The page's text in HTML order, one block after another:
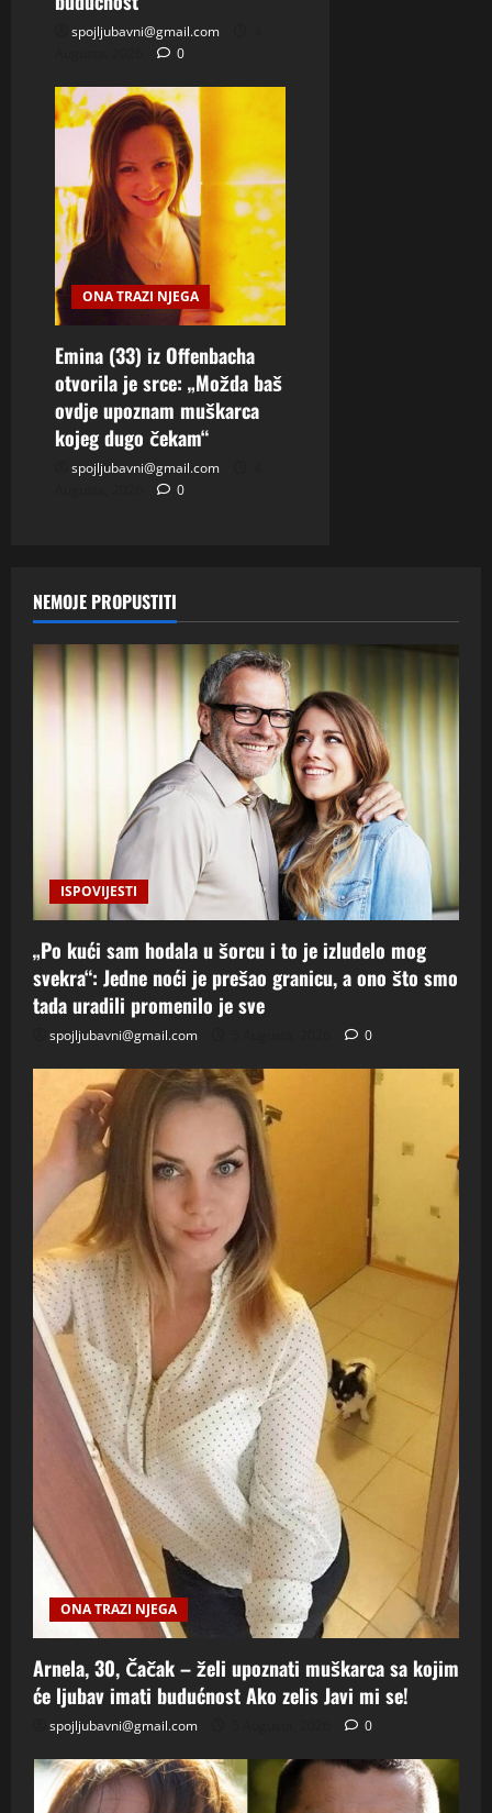
spojljubavni@gmail.com
0
ONA TRAZI NJEGA
Emina (33) iz Offenbacha
otvorila je srce: „Možda baš
ovdje upoznam muškarca
kojeg dugo čekam“
spojljubavni@gmail.com
0
NEMOJE PROPUSTITI
ISPOVIJESTI
„Po kući sam hodala u šorcu i to je izludelo mog
svekra“: Jedne noći je prešao granicu, a ono što smo
tada uradili promenilo je sve
spojljubavni@gmail.com 0
ONA TRAZI NJEGA
Arnela, 30, Čačak – želi upoznati muškarca sa kojim
će ljubav imati budućnost Ako zelis Javi mi se!
spojljubavni@gmail.com 0